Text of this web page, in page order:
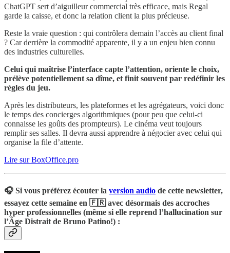
ChatGPT sert d’aiguilleur commercial très efficace, mais Regal
garde la caisse, et donc la relation client la plus précieuse.
Reste la vraie question : qui contrôlera demain l’accès au client final
? Car derrière la commodité apparente, il y a un enjeu bien connu
des industries culturelles.
Celui qui maîtrise l’interface capte l’attention, oriente le choix,
prélève potentiellement sa dîme, et finit souvent par redéfinir les
règles du jeu.
Après les distributeurs, les plateformes et les agrégateurs, voici donc
le temps des concierges algorithmiques (pour peu que celui-ci
connaisse les goûts des prompteurs). Le cinéma veut toujours
remplir ses salles. Il devra aussi apprendre à négocier avec celui qui
organise la file d’attente.
Lire sur BoxOffice.pro
🎧 Si vous préférez écouter la version audio de cette newsletter,
essayez cette semaine en 🇫🇷 avec désormais des accroches
hyper professionnelles (même si elle reprend l’hallucination sur
l’Âge Distrait de Bruno Patino!) :